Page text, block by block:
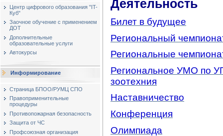
Центр цифрового образования "IT-
Куб"
Заочное обучение с применением
ДОТ
Дополнительные
образовательные услуги
Автокурсы
Информирование
Страница БПОО/РУМЦ СПО
Правоприменительные
процедуры
Противопожарная безопасность
Защита от ЧС
Профсоюзная организация
Деятельность
Билет в будущее
Региональный
Региональные
Региональное УМО по
зоотехния
Наставничество
Конференция
Олимпиада